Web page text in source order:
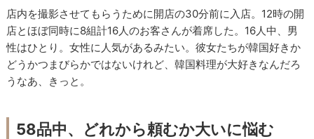
店内を撮影させてもらうために開店の30分前に入店。12時の開
店とほぼ同時に8組計16人のお客さんが着席した。16人中、男
性はひとり。女性に人気があるみたい。彼女たちが韓国好きか
どうかつまびらかではないけれど、韓国料理が大好きなんだろ
うなあ、きっと。
58品中、どれから頼むか大いに悩む